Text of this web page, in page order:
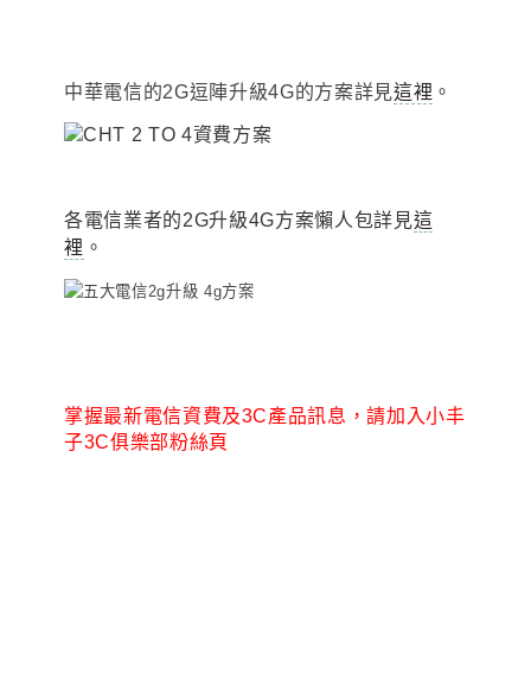
中華電信的2G逗陣升級4G的方案詳見這裡 。
各電信業者的2G升級4G方案懶人包詳見這
裡 。
掌握最新電信資費及3C產品訊息，請加入小丰
子3C俱樂部粉絲頁